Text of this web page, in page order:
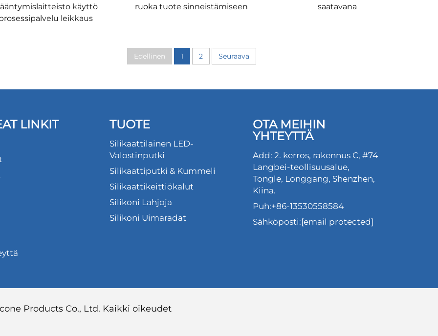
käyttö
leikkaus
ruoka tuote sinneistämiseen
saatavana
Edellinen 1 2 Seuraava
LINKIT TUOTE
Silikaattilainen LED-
Valostinputki
Silikaattiputki & Kummeli
Silikaattikeittiökalut
Silikoni Lahjoja
Silikoni Uimaradat
OTA MEIHIN
YHTEYTTÄ
Add: 2. kerros, rakennus C, #74
Langbei-teollisuusalue,
Tongle, Longgang, Shenzhen,
Kiina.
Puh:+86-13530558584
Sähköposti:[email protected]
Products Co., Ltd. Kaikki oikeudet